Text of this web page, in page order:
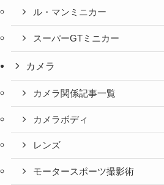
ル・マンミニカー
スーパーGTミニカー
カメラ
カメラ関係記事一覧
カメラボディ
レンズ
モータースポーツ撮影術